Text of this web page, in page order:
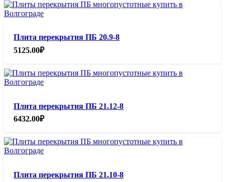
Плита перекрытия ПБ 20.9-8
5125.00₽
Плита перекрытия ПБ 21.12-8
6432.00₽
Плита перекрытия ПБ 21.10-8